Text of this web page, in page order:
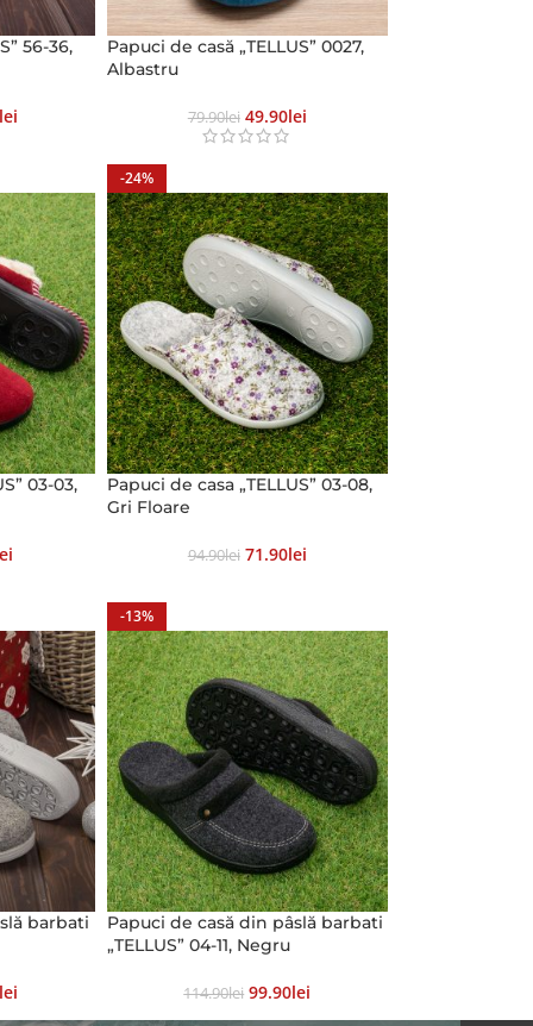
56-36,
Papuci de casă „TELLUS” 0027,
Albastru
79.90Lei 49.90Lei
03-03,
-24%
Papuci de casa „TELLUS” 03-08,
Gri Floare
94.90Lei 71.90Lei
barbati
-13%
Papuci de casă din pâslă barbati
„TELLUS” 04-11, Negru
114.90Lei 99.90Lei